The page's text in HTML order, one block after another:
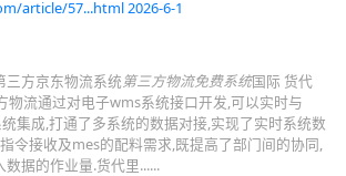
article/57...html 2026-6-1
三方京东物流系统第三方物流免费系统国际 货代
物流通过对电子wms系统接口开发,可以实时与
集成,打通了多系统的数据对接,实现了实时系统数
令接收及mes的配料需求,既提高了部门间的协同,
据的作业量.货代里......